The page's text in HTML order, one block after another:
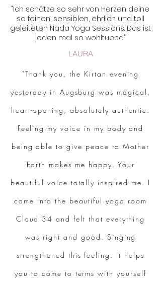
"Ich schätze so sehr von Herzen deine
so feinen, sensiblen, ehrlich und toll
geleiteten Nada Yoga Sessions. Das ist
jeden mal so wohltuend."
LAURA
"Thank you, the Kirtan evening
yesterday in Augsburg was magical,
heart-opening, absolutely authentic.
Feeling my voice in my body and
being able to give peace to Mother
Earth makes me happy. Your
beautiful voice totally inspired me. I
came into the beautiful yoga room
Cloud 34 and felt that everything
was right and good. Singing
strengthened this feeling. It helps
you to come to terms with yourself